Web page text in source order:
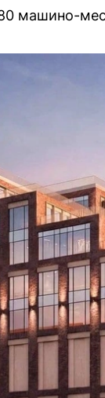
машино-